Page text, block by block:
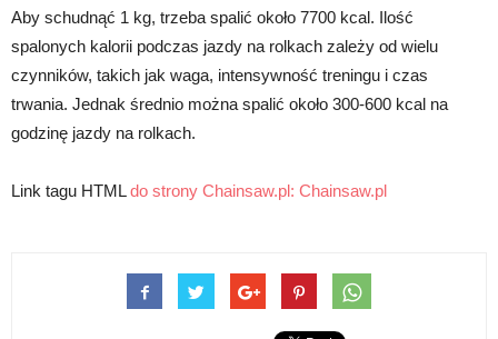
Aby schudnąć 1 kg, trzeba spalić około 7700 kcal. Ilość
spalonych kalorii podczas jazdy na rolkach zależy od wielu
czynników, takich jak waga, intensywność treningu i czas
trwania. Jednak średnio można spalić około 300-600 kcal na
godzinę jazdy na rolkach.
Link tagu HTMLdo strony Chainsaw.pl: Chainsaw.pl